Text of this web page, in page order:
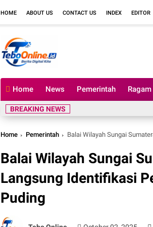
HOME ABOUT US CONTACT US INDEX EDITOR
Home News Pemerintah Ragam
BREAKING NEWS
Home Pemerintah Balai Wilayah Sungai
Balai Wilayah Sungai
Langsung Identifikasi
Puding